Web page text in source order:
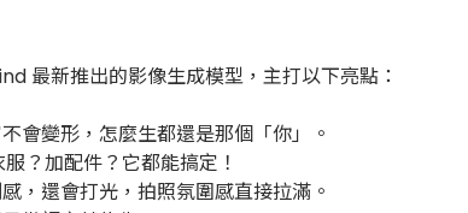
最新推出的影像生成模型，主打以下亮點：
會變形，怎麼生都還是那個「你」。
？加配件？它都能搞定！
，還會打光，拍照氛圍感直接拉滿。